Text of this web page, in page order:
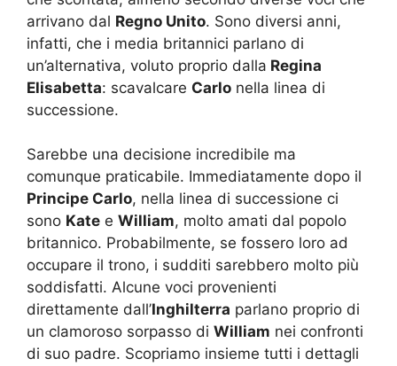
arrivano dal Regno Unito. Sono diversi anni,
infatti, che i media britannici parlano di
un’alternativa, voluto proprio dalla Regina
Elisabetta: scavalcare Carlo nella linea di
successione.
Sarebbe una decisione incredibile ma
comunque praticabile. Immediatamente dopo il
Principe Carlo, nella linea di successione ci
sono Kate e William, molto amati dal popolo
britannico. Probabilmente, se fossero loro ad
occupare il trono, i sudditi sarebbero molto più
soddisfatti. Alcune voci provenienti
direttamente dall’Inghilterra parlano proprio di
un clamoroso sorpasso di William nei confronti
di suo padre. Scopriamo insieme tutti i dettagli